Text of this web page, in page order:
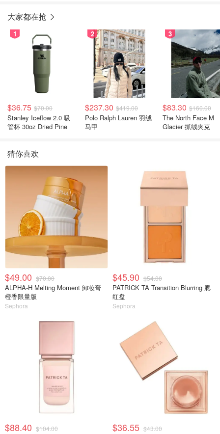
大家都在抢
1
$36.75 $70.00
Stanley Iceflow 2.0 吸
管杯 30oz Dried Pine
2
$237.30 $419.00
Polo Ralph Lauren 羽绒
马甲
3
$83.30 $160.00
The North Face M
Glacier 抓绒夹克
猜你喜欢
$49.00 $70.00
ALPHA-H Melting Moment 卸妆膏
橙香限量版
Sephora
$45.90 $54.00
PATRICK TA Transition Blurring 腮
红盘
Sephora
$88.40 $104.00 $36.55 $43.00